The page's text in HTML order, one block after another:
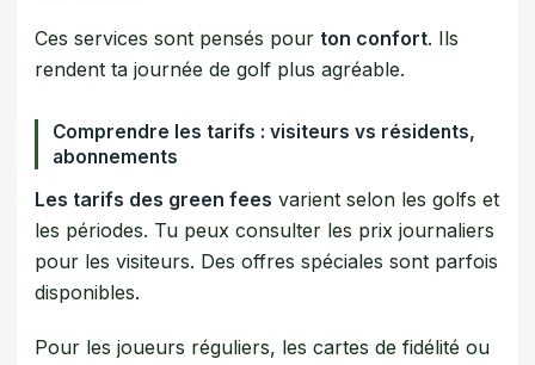
Ces services sont pensés pour ton confort. Ils
rendent ta journée de golf plus agréable.
Comprendre les tarifs : visiteurs vs résidents,
abonnements
Les tarifs des green fees varient selon les golfs et
les périodes. Tu peux consulter les prix journaliers
pour les visiteurs. Des offres spéciales sont parfois
disponibles.
Pour les joueurs réguliers, les cartes de fidélité ou